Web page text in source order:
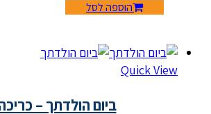
הוספה לסל
Quick View
ביום הולדתך –